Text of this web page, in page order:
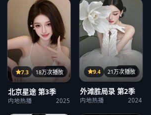
25集
7.3 18万次播放
北京星途 第3季
内地热播 2025
21集
9.4 21万次播放
外滩胜局录 第2季
内地热播 2024